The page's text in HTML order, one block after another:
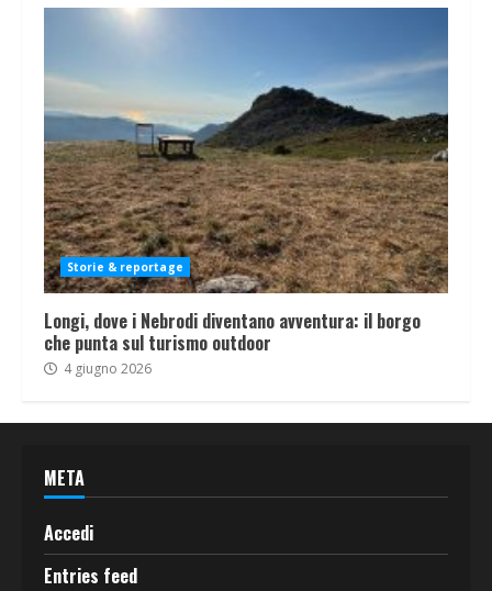
Storie & reportage
Longi, dove i Nebrodi diventano avventura: il borgo
che punta sul turismo outdoor
4 giugno 2026
META
Accedi
Entries feed